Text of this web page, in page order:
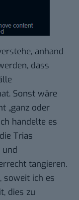
anhand
dass
Sonst wäre
„ganz oder
handelte es
Trias
und
tangieren.
soweit ich es
dies zu